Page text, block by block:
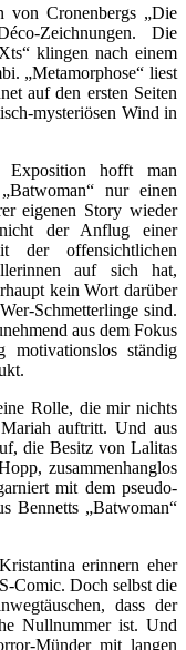
von Cronenbergs „Die
Zeichnungen. Die
klingen nach einem
„Metamorphose“ liest
auf den ersten Seiten
mysteriösen Wind in
Exposition hofft man
nur einen
eigenen Story wieder
der Anflug einer
offensichtlichen
auf sich hat,
kein Wort darüber
Schmetterlinge sind.
aus dem Fokus
motivationslos ständig
Rolle, die mir nichts
auftritt. Und aus
die Besitz von Lalitas
zusammenhanglos
mit dem pseudo-
Bennetts „Batwoman“
erinnern eher
Comic. Doch selbst die
dass der
Nullnummer ist. Und
Münder mit langen